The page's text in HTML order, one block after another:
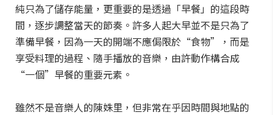
純只為了儲存能量，更重要的是透過「早餐」的這段時
間，逐步調整當天的節奏。許多人起大早並不是只為了
準備早餐，因為一天的開端不應侷限於“食物”，而是
享受料理的過程、隨手播放的音樂，由許動作構合成
“一個”早餐的重要元素。
雖然不是音樂人的陳姝里，但非常在乎因時間與地點的